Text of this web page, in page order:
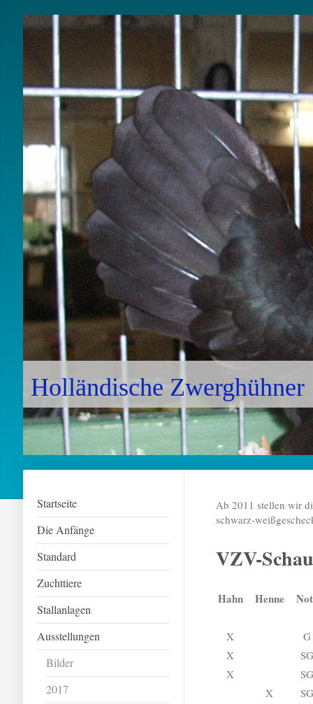
Holländische Zwerghühner
Startseite
Die Anfänge
Standard
Zuchttiere
Stallanlagen
Ausstellungen
Bilder
2017
Ab 2011 stellen wir
schwarz-
VZV-
Hahn Henne
X
G
X
SG
X
SG
X
SG